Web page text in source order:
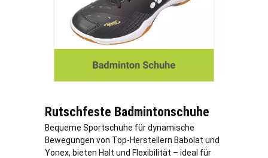
Rutschfeste Badmintonschuhe
Bequeme Sportschuhe für dynamische
Bewegungen von Top-Herstellern Babolat und
Yonex, bieten Halt und Flexibilität – ideal für